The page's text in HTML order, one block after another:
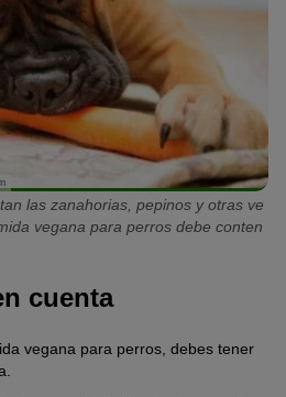
recetas veganas
para
deficiencias enormes de uno o
posible alimentar a un
sin complementos
las zanahorias, pepinos y otras ve
vegana para perros debe conten
cuenta
vegana para perros, debes tener